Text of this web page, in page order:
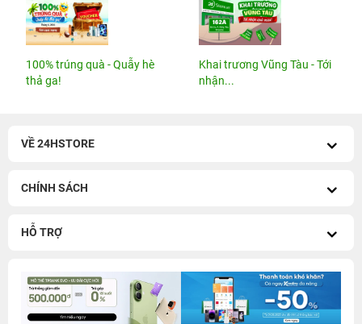
100% trúng quà - Quẫy hè
thả ga!
Khai trương Vũng Tàu - Tới
nhận...
VỀ 24HSTORE
CHÍNH SÁCH
HỖ TRỢ